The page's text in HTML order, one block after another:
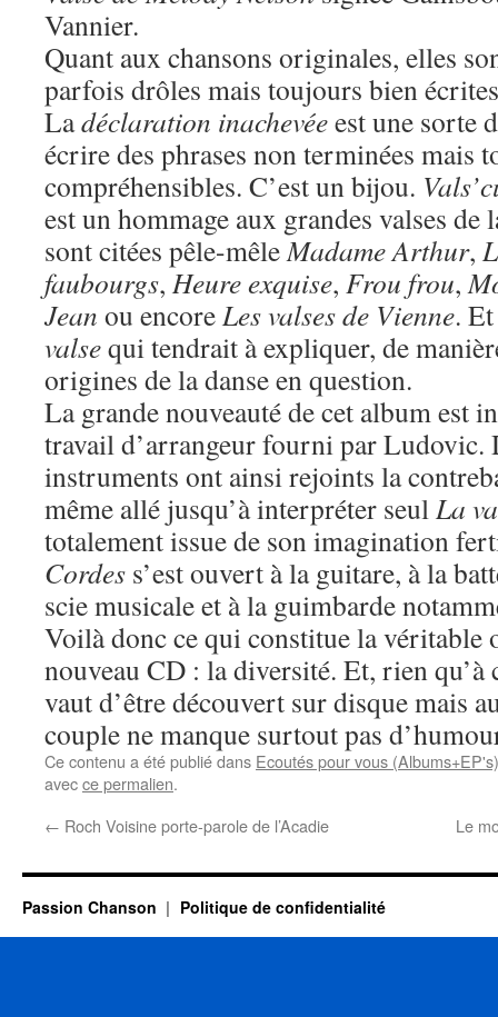
Vannier.
Quant aux chansons originales, elles
parfois drôles mais toujours bien
Ladéclaration inachevéeest une sorte
écrire des phrases non terminées mais
compréhensibles. C’est un bijou.
est un hommage aux grandes valses de
sont citées pêle-mêleMadame Arthur,
faubourgs, Heure exquise, Frou frou,
Jean ou encoreLes valses de Vienne.
valsequi tendrait à expliquer, de
origines de la danse en question.
La grande nouveauté de cet album est
travail d’arrangeur fourni par Ludovic.
instruments ont ainsi rejoints la
même allé jusqu’à interpréter seulLa
totalement issue de son imagination
Cordes s’est ouvert à la guitare, à la
scie musicale et à la guimbarde
Voilà donc ce qui constitue la véritable
nouveau CD : la diversité. Et, rien
vaut d’être découvert sur disque mais
couple ne manque surtout pas
Ce contenu a été publié dans Ecoutés pour vous (Albums+EP's)
avecce permalien.
← Roch Voisine porte-parole de l’Acadie Le
Passion Chanson Politique de confidentialité